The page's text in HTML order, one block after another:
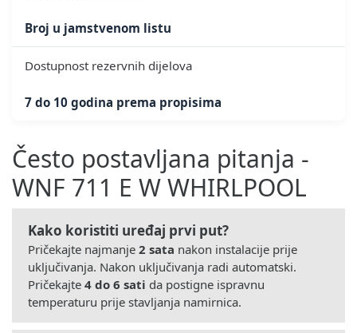
Broj u jamstvenom listu
Dostupnost rezervnih dijelova
7 do 10 godina prema propisima
Često postavljana pitanja -
WNF 711 E W WHIRLPOOL
Kako koristiti uređaj prvi put?
Pričekajte najmanje 2 sata nakon instalacije prije
uključivanja. Nakon uključivanja radi automatski.
Pričekajte 4 do 6 sati da postigne ispravnu
temperaturu prije stavljanja namirnica.